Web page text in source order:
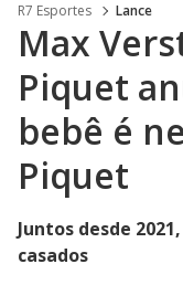
R7 Esportes Lance
Max
Piquet
bebê é
Piquet
Juntos desde
casados